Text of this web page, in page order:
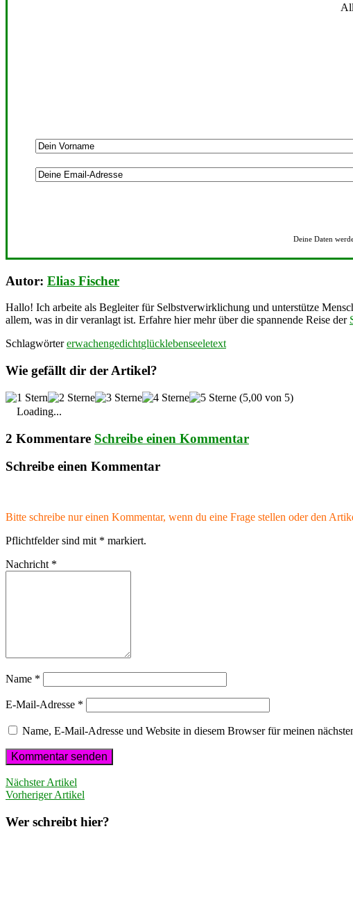
Deine Daten
Autor: Elias Fischer
Hallo! Ich arbeite als Begleiter für Selbstverwirklichung und unterstütze
allem, was in dir veranlagt ist. Erfahre hier mehr über die spannende Reise der
Schlagwörter erwachengedichtglücklebenseeletext
Wie gefällt dir der Artikel?
(5,00 von 5)
Loading...
2 Kommentare Schreibe einen Kommentar
Schreibe einen Kommentar
Bitte schreibe nur einen Kommentar, wenn du eine Frage stellen oder den
Pflichtfelder sind mit * markiert.
Nachricht *
Name *
E-Mail-Adresse *
Name, E-Mail-Adresse und Website in diesem Browser für meinen
Nächster Artikel
Vorheriger Artikel
Wer schreibt hier?